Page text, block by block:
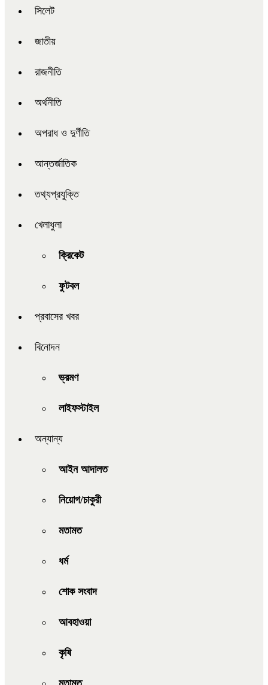
সিলেট
জাতীয়
রাজনীতি
অর্থনীতি
অপরাধ ও দুর্ণীতি
আন্তর্জাতিক
তথ্যপ্রযুক্তি
খেলাধুলা
ক্রিকেট
ফুটবল
প্রবাসের খবর
বিনোদন
ভ্রমণ
লাইফস্টাইল
অন্যান্য
আইন আদালত
নিয়োগ/চাকুরী
মতামত
ধর্ম
শোক সংবাদ
আবহাওয়া
কৃষি